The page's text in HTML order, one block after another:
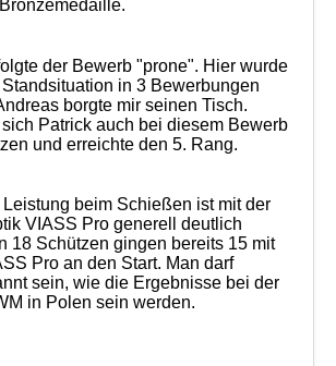
der Bewerb "prone". Hier wurde
in 3 Bewerbungen
borgte mir seinen Tisch.
Patrick auch bei diesem Bewerb
und erreichte den 5. Rang.
beim Schießen ist mit der
VIASS Pro generell deutlich
18 Schützen gingen bereits 15 mit
Pro an den Start. Man darf
sein, wie die Ergebnisse bei der
in Polen sein werden.